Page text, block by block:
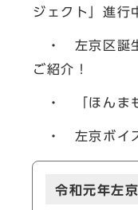
ジェクト」進行
・ 左京区誕生
ご紹介！
・ 「ほんま
・ 左京ボイ
令和元年左